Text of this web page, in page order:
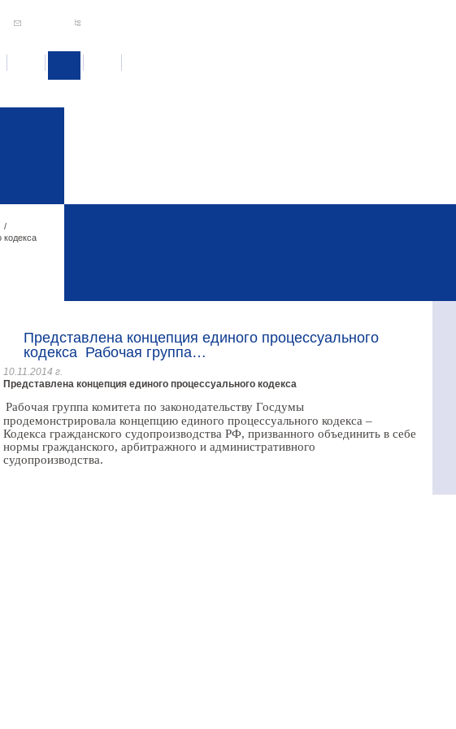
/
кодекса
Представлена концепция единого процессуального
кодекса Рабочая группа…
10.11.2014 г.
Представлена концепция единого процессуального кодекса
Рабочая группа комитета по законодательству Госдумы
продемонстрировала концепцию единого процессуального кодекса –
Кодекса гражданского судопроизводства РФ, призванного объединить в себе
нормы гражданского, арбитражного и административного
судопроизводства.